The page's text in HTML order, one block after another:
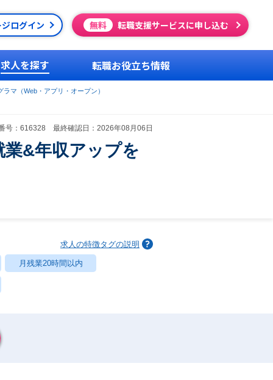
ログイン 無料 転職支援サービスに申し込む
求人を探す 転職お役立ち情報
ラマ（Web・アプリ・オープン）
号：616328 最終確認日：2026年08月06日
業&年収アップを
求人の特徴タグの説明
月残業20時間以内